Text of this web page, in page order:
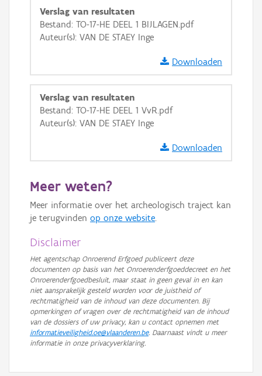
Basis Lagen
Ortho
GRB-Basiskaart
GRB-Basiskaart in grijswaarden
Verslag van resultaten
Bestand: TO-17-HE DEEL 1 BIJLAGEN.pdf
Auteur(s): VAN DE STAEY Inge
Downloaden
Verslag van resultaten
Bestand: TO-17-HE DEEL 1 VvR.pdf
Auteur(s): VAN DE STAEY Inge
Downloaden
Meer weten?
Meer informatie over het archeologisch traject kan
je terugvinden op onze website.
Disclaimer
Het agentschap Onroerend Erfgoed publiceert deze
documenten op basis van het Onroerenderfgoeddecreet en het
Onroerenderfgoedbesluit, maar staat in geen geval in en kan
niet aansprakelijk gesteld worden voor de juistheid of
rechtmatigheid van de inhoud van deze documenten. Bij
opmerkingen of vragen over de rechtmatigheid van de inhoud
van de dossiers of uw privacy, kan u contact opnemen met
informatieveiligheid.oe@vlaanderen.be. Daarnaast vindt u meer
informatie in onze privacyverklaring.